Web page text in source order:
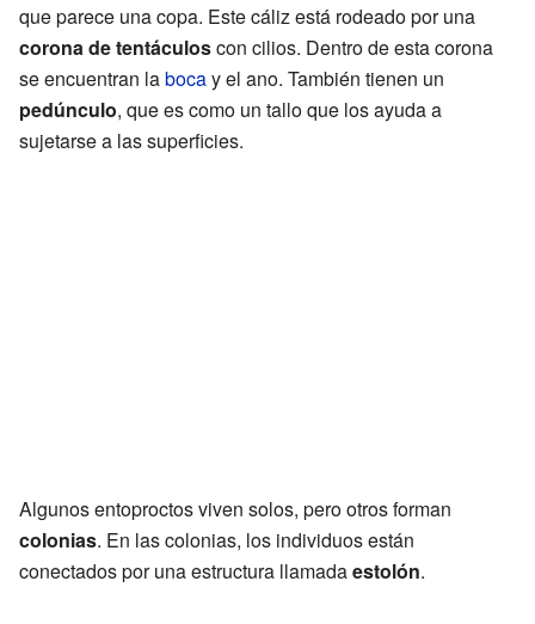
que parece una copa. Este cáliz está rodeado por una
corona de tentáculoscon cilios. Dentro de esta corona
se encuentran labocay el ano. También tienen un
pedúnculo, que es como un tallo que los ayuda a
sujetarse a las superficies.
Algunos entoproctos viven solos, pero otros forman
colonias. En las colonias, los individuos están
conectados por una estructura llamadaestolón.